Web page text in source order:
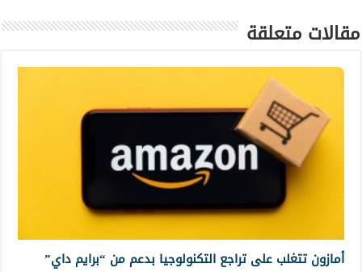
مقالات متعلقة
أمازون تتغلب على تراجع التكنولوجيا بدعم من “برايم داي”